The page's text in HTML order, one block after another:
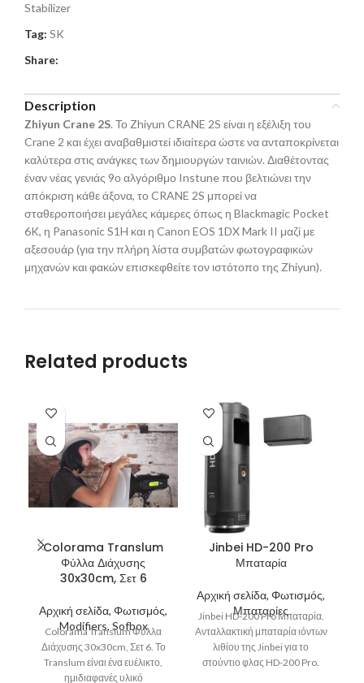
Stabilizer
Tag: SK
Share:
Description
Zhiyun Crane 2S. Το Zhiyun CRANE 2S είναι η εξέλιξη του
Crane 2 και έχει αναβαθμιστεί ιδιαίτερα ώστε να ανταποκρίνεται
καλύτερα στις ανάγκες των δημιουργών ταινιών. Διαθέτοντας
έναν νέας γενιάς 9ο αλγόριθμο Instune που βελτιώνει την
απόκριση κάθε άξονα, το CRANE 2S μπορεί να
σταθεροποιήσει μεγάλες κάμερες όπως η Blackmagic Pocket
6K, η Panasonic S1H και η Canon EOS 1DX Mark II μαζί με
αξεσουάρ (για την πλήρη λίστα συμβατών φωτογραφικών
μηχανών και φακών επισκεφθείτε τον ιστότοπο της Zhiyun).
Related products
Colorama Translum
Φύλλα Διάχυσης
30x30cm, Σετ 6
Αρχική σελίδα, Φωτισμός,
Modifiers, Sofbox
Colorama Translum Φύλλα
Διάχυσης 30x30cm, Σετ 6. Το
Translum είναι ένα ευέλικτο,
ημιδιαφανές υλικό
Jinbei HD-200 Pro
Μπαταρία
Αρχική σελίδα, Φωτισμός,
Μπαταρίες
Jinbei HD-200 Pro Μπαταρία.
Ανταλλακτική μπαταρία ιόντων
λιθίου της Jinbei για το
στούντιο φλας HD-200 Pro.